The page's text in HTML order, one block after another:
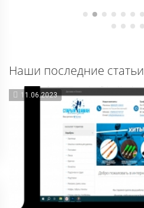
Наши последние статьи
11.06.2023